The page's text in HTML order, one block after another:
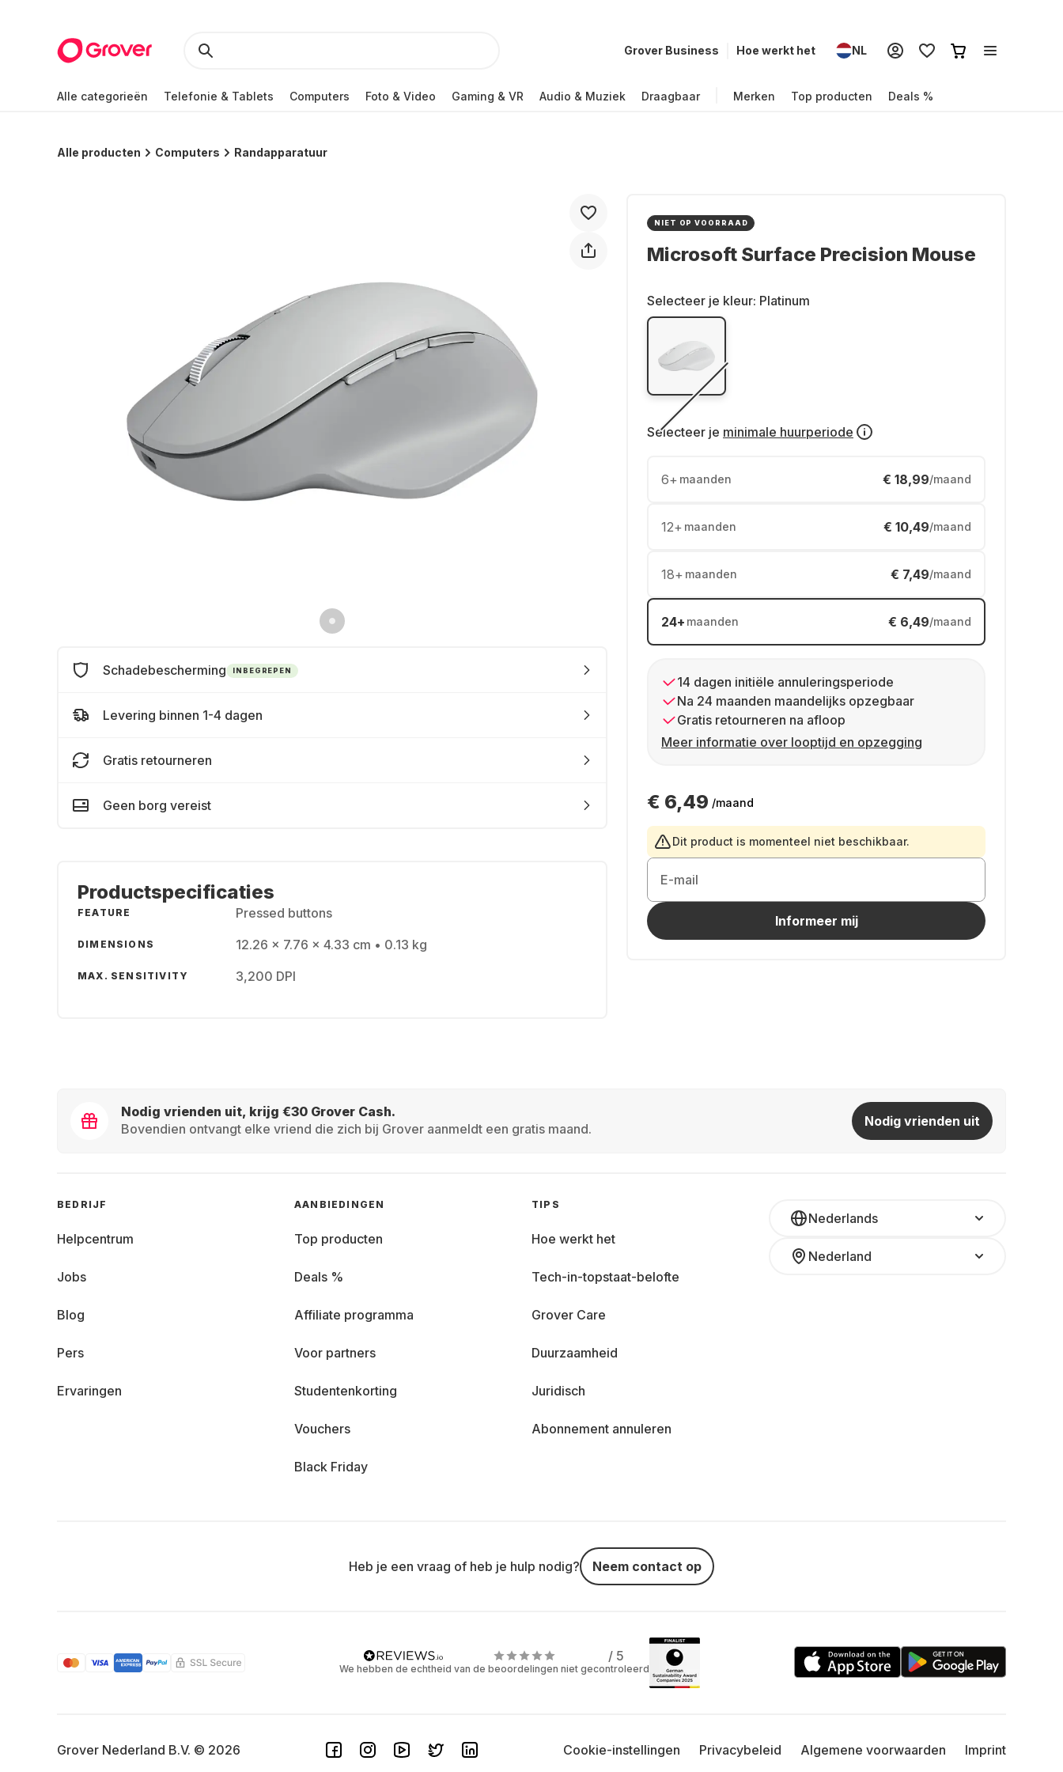
Grover Business Hoe werkt het NL
Alle categorieën Telefonie & Tablets Computers Foto & Video Gaming & VR Audio & Muziek Draagbaar Merken Top producten Deals %
Alle producten Computers Randapparatuur
NIET OP VOORRAAD
Microsoft Surface Precision Mouse
Selecteer je kleur: Platinum
Selecteer je minimale huurperiode
6+ maanden € 18,99/maand
12+ maanden € 10,49/maand
18+ maanden € 7,49/maand
24+ maanden € 6,49/maand
14 dagen initiële annuleringsperiode
Na 24 maanden maandelijks opzegbaar
Gratis retourneren na afloop
Meer informatie over looptijd en opzegging
€ 6,49 /maand
Dit product is momenteel niet beschikbaar.
E-mail
Informeer mij
Schadebescherming INBEGREPEN
Levering binnen 1-4 dagen
Gratis retourneren
Geen borg vereist
Productspecificaties
FEATURE Pressed buttons
DIMENSIONS 12.26 x 7.76 x 4.33 cm • 0.13 kg
MAX. SENSITIVITY 3,200 DPI
Nodig vrienden uit, krijg €30 Grover Cash.
Bovendien ontvangt elke vriend die zich bij Grover aanmeldt een gratis maand.
Nodig vrienden uit
Nederlands
Nederland
BEDRIJF
Helpcentrum
Jobs
Blog
Pers
Ervaringen
AANBIEDINGEN
Top producten
Deals %
Affiliate programma
Voor partners
Studentenkorting
Vouchers
Black Friday
TIPS
Hoe werkt het
Tech-in-topstaat-belofte
Grover Care
Duurzaamheid
Juridisch
Abonnement annuleren
Heb je een vraag of heb je hulp nodig? Neem contact op
/ 5
We hebben de echtheid van de beoordelingen niet gecontroleerd
Grover Nederland B.V. © 2026 Cookie-instellingen Privacybeleid Algemene voorwaarden Imprint